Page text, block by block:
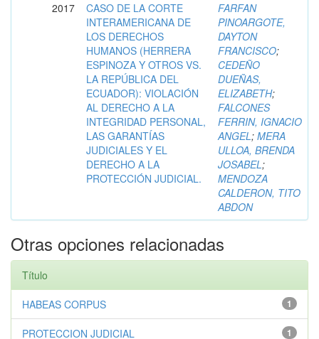
2017
CASO DE LA CORTE
INTERAMERICANA DE
LOS DERECHOS
HUMANOS (HERRERA
ESPINOZA Y OTROS VS.
LA REPÚBLICA DEL
ECUADOR): VIOLACIÓN
AL DERECHO A LA
INTEGRIDAD PERSONAL,
LAS GARANTÍAS
JUDICIALES Y EL
DERECHO A LA
PROTECCIÓN JUDICIAL.
FARFAN
PINOARGOTE,
DAYTON
FRANCISCO;
CEDEÑO
DUEÑAS,
ELIZABETH;
FALCONES
FERRIN, IGNACIO
ANGEL; MERA
ULLOA, BRENDA
JOSABEL;
MENDOZA
CALDERON, TITO
ABDON
Otras opciones relacionadas
Título
1
HABEAS CORPUS
1
PROTECCION JUDICIAL